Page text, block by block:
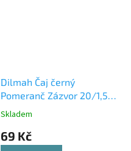
Dilmah Čaj černý
Pomeranč Zázvor 20/1,5g,
skupinově balené
Skladem
69 Kč